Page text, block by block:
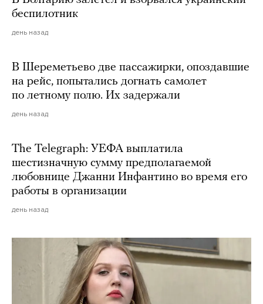
беспилотник
день назад
В Шереметьево две пассажирки, опоздавшие
на рейс, попытались догнать самолет
по летному полю. Их задержали
день назад
The Telegraph: УЕФА выплатила
шестизначную сумму предполагаемой
любовнице Джанни Инфантино во время его
работы в организации
день назад